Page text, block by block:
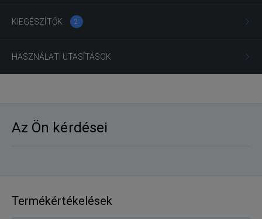
KIEGÉSZÍTŐK 2
HASZNÁLATI UTASÍTÁSOK
Az Ön kérdései
Termékértékelések